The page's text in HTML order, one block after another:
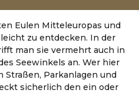
Eulen Mitteleuropas und
zu entdecken. In der
man sie vermehrt auch in
Seewinkels an. Wer hier
Straßen, Parkanlagen und
sicherlich den ein oder